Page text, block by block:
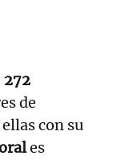
272
de
con su
es